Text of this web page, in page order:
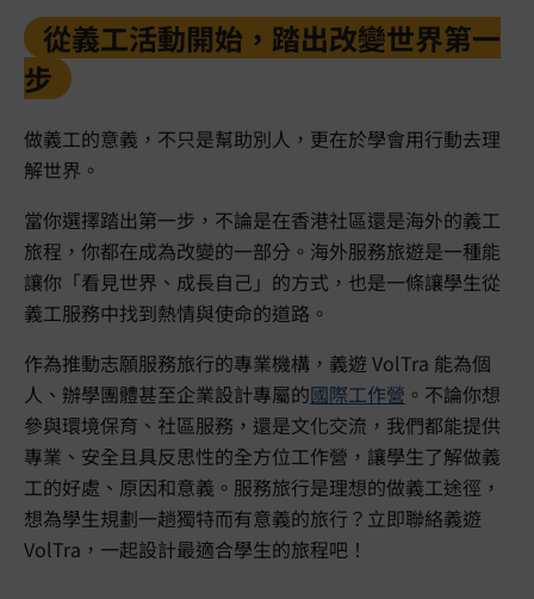
從義工活動開始，踏出改變世界第一
步
做義工的意義，不只是幫助別人，更在於學會用行動去理
解世界。
當你選擇踏出第一步，不論是在香港社區還是海外的義工
旅程，你都在成為改變的一部分。海外服務旅遊是一種能
讓你「看見世界、成長自己」的方式，也是一條讓學生從
義工服務中找到熱情與使命的道路。
作為推動志願服務旅行的專業機構，義遊 VolTra 能為個
人、辦學團體甚至企業設計專屬的國際工作營 。不論你想
參與環境保育、社區服務，還是文化交流，我們都能提供
專業、安全且具反思性的全方位工作營，讓學生了解做義
工的好處、原因和意義。服務旅行是理想的做義工途徑，
想為學生規劃一趟獨特而有意義的旅行？立即聯絡義遊
VolTra，一起設計最適合學生的旅程吧！